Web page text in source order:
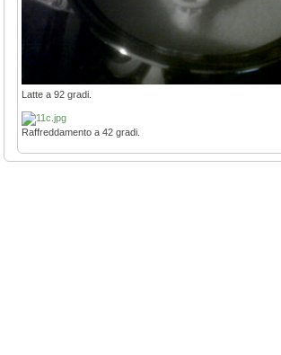
Latte a 92 gradi.
Raffreddamento a 42 gradi.